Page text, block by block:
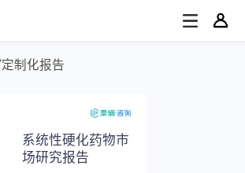
定制化报告
系统性硬化药物市
场研究报告